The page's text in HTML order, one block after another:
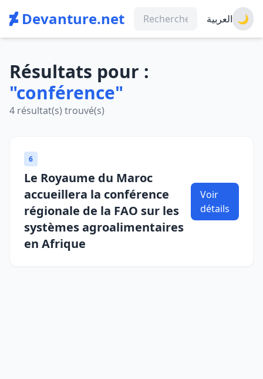
Devanture.net العربية 🌙
Résultats pour :
"conférence"
4 résultat(s) trouvé(s)
6
Le Royaume du Maroc
accueillera la conférence
régionale de la FAO sur les
systèmes agroalimentaires
en Afrique
Voir
détails